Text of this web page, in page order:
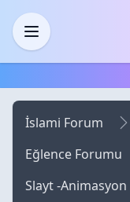
Skip to main content
Menü
İslami Forum
Eğlence Forumu
Slayt -Animasyon